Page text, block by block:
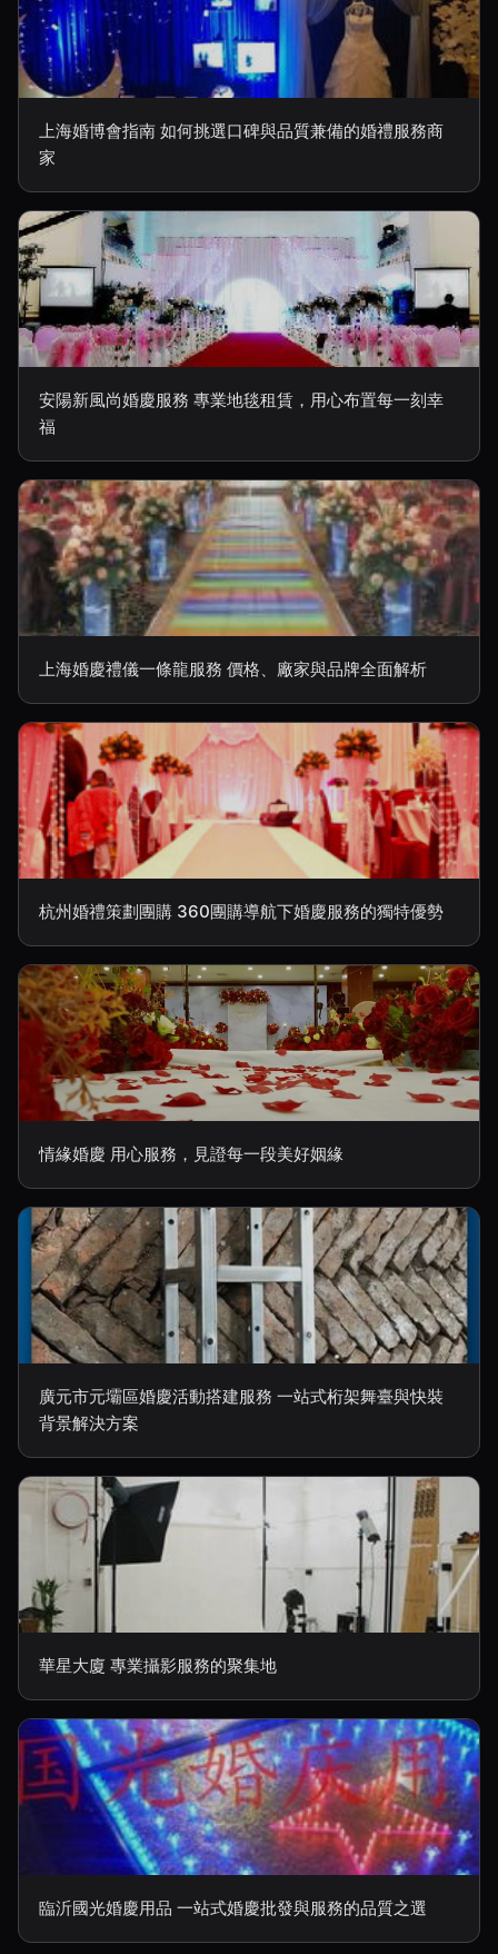
上海婚博會指南 如何挑選口碑與品質兼備的婚禮服務商
家
安陽新風尚婚慶服務 專業地毯租賃，用心布置每一刻幸
福
上海婚慶禮儀一條龍服務 價格、廠家與品牌全面解析
杭州婚禮策劃團購 360團購導航下婚慶服務的獨特優勢
情緣婚慶 用心服務，見證每一段美好姻緣
廣元市元壩區婚慶活動搭建服務 一站式桁架舞臺與快裝
背景解決方案
華星大廈 專業攝影服務的聚集地
臨沂國光婚慶用品 一站式婚慶批發與服務的品質之選